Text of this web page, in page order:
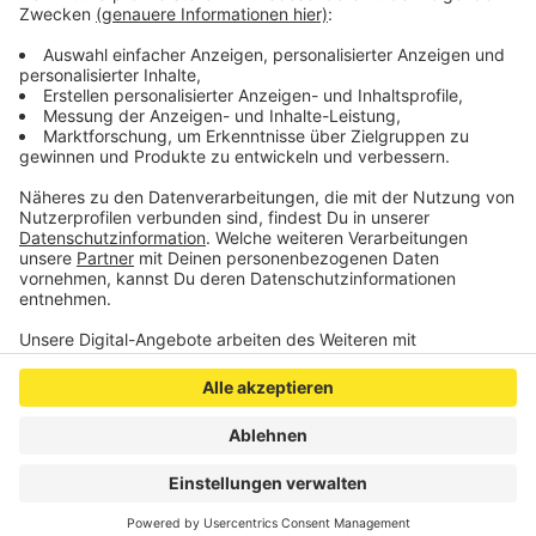
Kontaktformular auf ihrer Websitean. Alternativ kann
auch die UGG-Hotline unter 0800 410 1 410 genutzt
werden.
Anzeige
Anzeige